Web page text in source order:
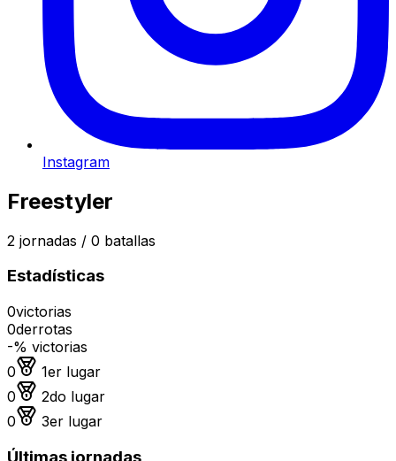
Instagram
Freestyler
2 jornadas / 0 batallas
Estadísticas
0victorias
0derrotas
-% victorias
0
Medalla de oro
1er lugar
0
Medalla de plata
2do lugar
0
Medalla de bronce
3er lugar
Últimas jornadas